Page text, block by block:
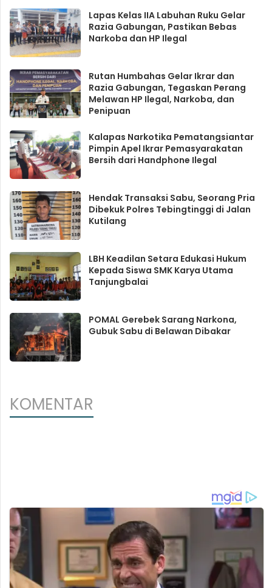
Lapas Kelas IIA Labuhan Ruku Gelar
Razia Gabungan, Pastikan Bebas
Narkoba dan HP Ilegal
Rutan Humbahas Gelar Ikrar dan
Razia Gabungan, Tegaskan Perang
Melawan HP Ilegal, Narkoba, dan
Penipuan
Kalapas Narkotika Pematangsiantar
Pimpin Apel Ikrar Pemasyarakatan
Bersih dari Handphone Ilegal
Hendak Transaksi Sabu, Seorang Pria
Dibekuk Polres Tebingtinggi di Jalan
Kutilang
LBH Keadilan Setara Edukasi Hukum
Kepada Siswa SMK Karya Utama
Tanjungbalai
POMAL Gerebek Sarang Narkona,
Gubuk Sabu di Belawan Dibakar
KOMENTAR